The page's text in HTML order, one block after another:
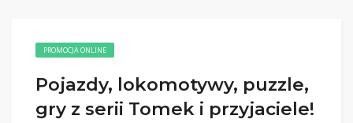
PROMOCJA ONLINE
Pojazdy, lokomotywy, puzzle,
gry z serii Tomek i przyjaciele!